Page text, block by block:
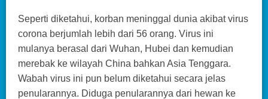
Seperti diketahui, korban meninggal dunia akibat virus
corona berjumlah lebih dari 56 orang. Virus ini
mulanya berasal dari Wuhan, Hubei dan kemudian
merebak ke wilayah China bahkan Asia Tenggara.
Wabah virus ini pun belum diketahui secara jelas
penularannya. Diduga penularannya dari hewan ke